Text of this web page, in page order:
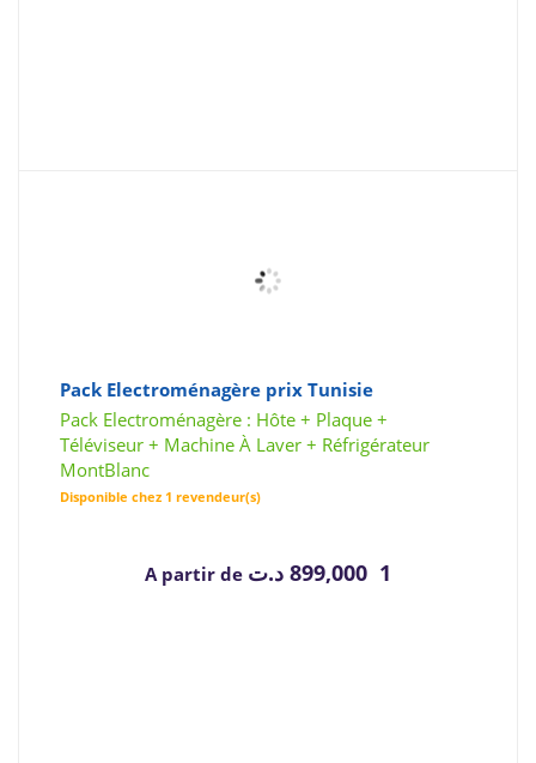
Pack Electroménagère prix Tunisie
Pack Electroménagère : Hôte + Plaque +
Téléviseur + Machine À Laver + Réfrigérateur
MontBlanc
Disponible chez 1 revendeur(s)
A partir de 1 899,000 د.ت